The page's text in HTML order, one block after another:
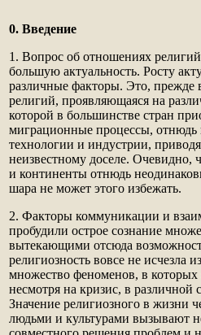
0. Введение
1. Вопрос об отношениях
большую актуальность. Росту
различные факторы. Это, прежде
религий, проявляющаяся на
которой в большинстве стран
миграционные процессы,
технологии и индустрии,
неизвестному доселе. Очевидно,
и континенты отнюдь
шара не может этого избежать.
2. Факторы коммуникации и
пробудили острое сознание
вытекающими отсюда
религиозность вовсе не исчезла
множество феноменов, в которых
несмотря на кризис, в
Значение религиозного в жизни
людьми и культурами вызывают